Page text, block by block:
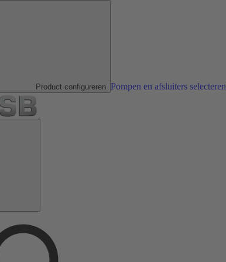
Product configureren Pompen en afsluiters selecteren